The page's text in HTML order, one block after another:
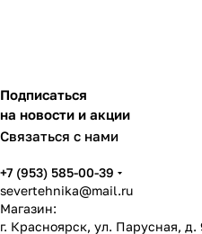
Подписаться
на новости и акции
Связаться с нами
+7 (953) 585-00-39
severtehnika@mail.ru
Магазин:
г. Красноярск, ул. Парусная, д.